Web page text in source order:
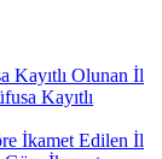
Kayıtlı Olunan İl
Kayıtlı
İkamet Edilen İl